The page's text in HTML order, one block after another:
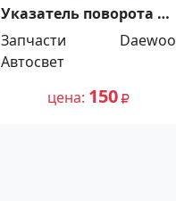
Указатель поворота в
бампер DAEWOO
DAMAS Краснодар
Запчасти
Daewoo
Автосвет
цена 150